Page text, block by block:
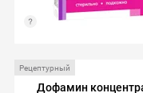
Рецептурный
Дофамин